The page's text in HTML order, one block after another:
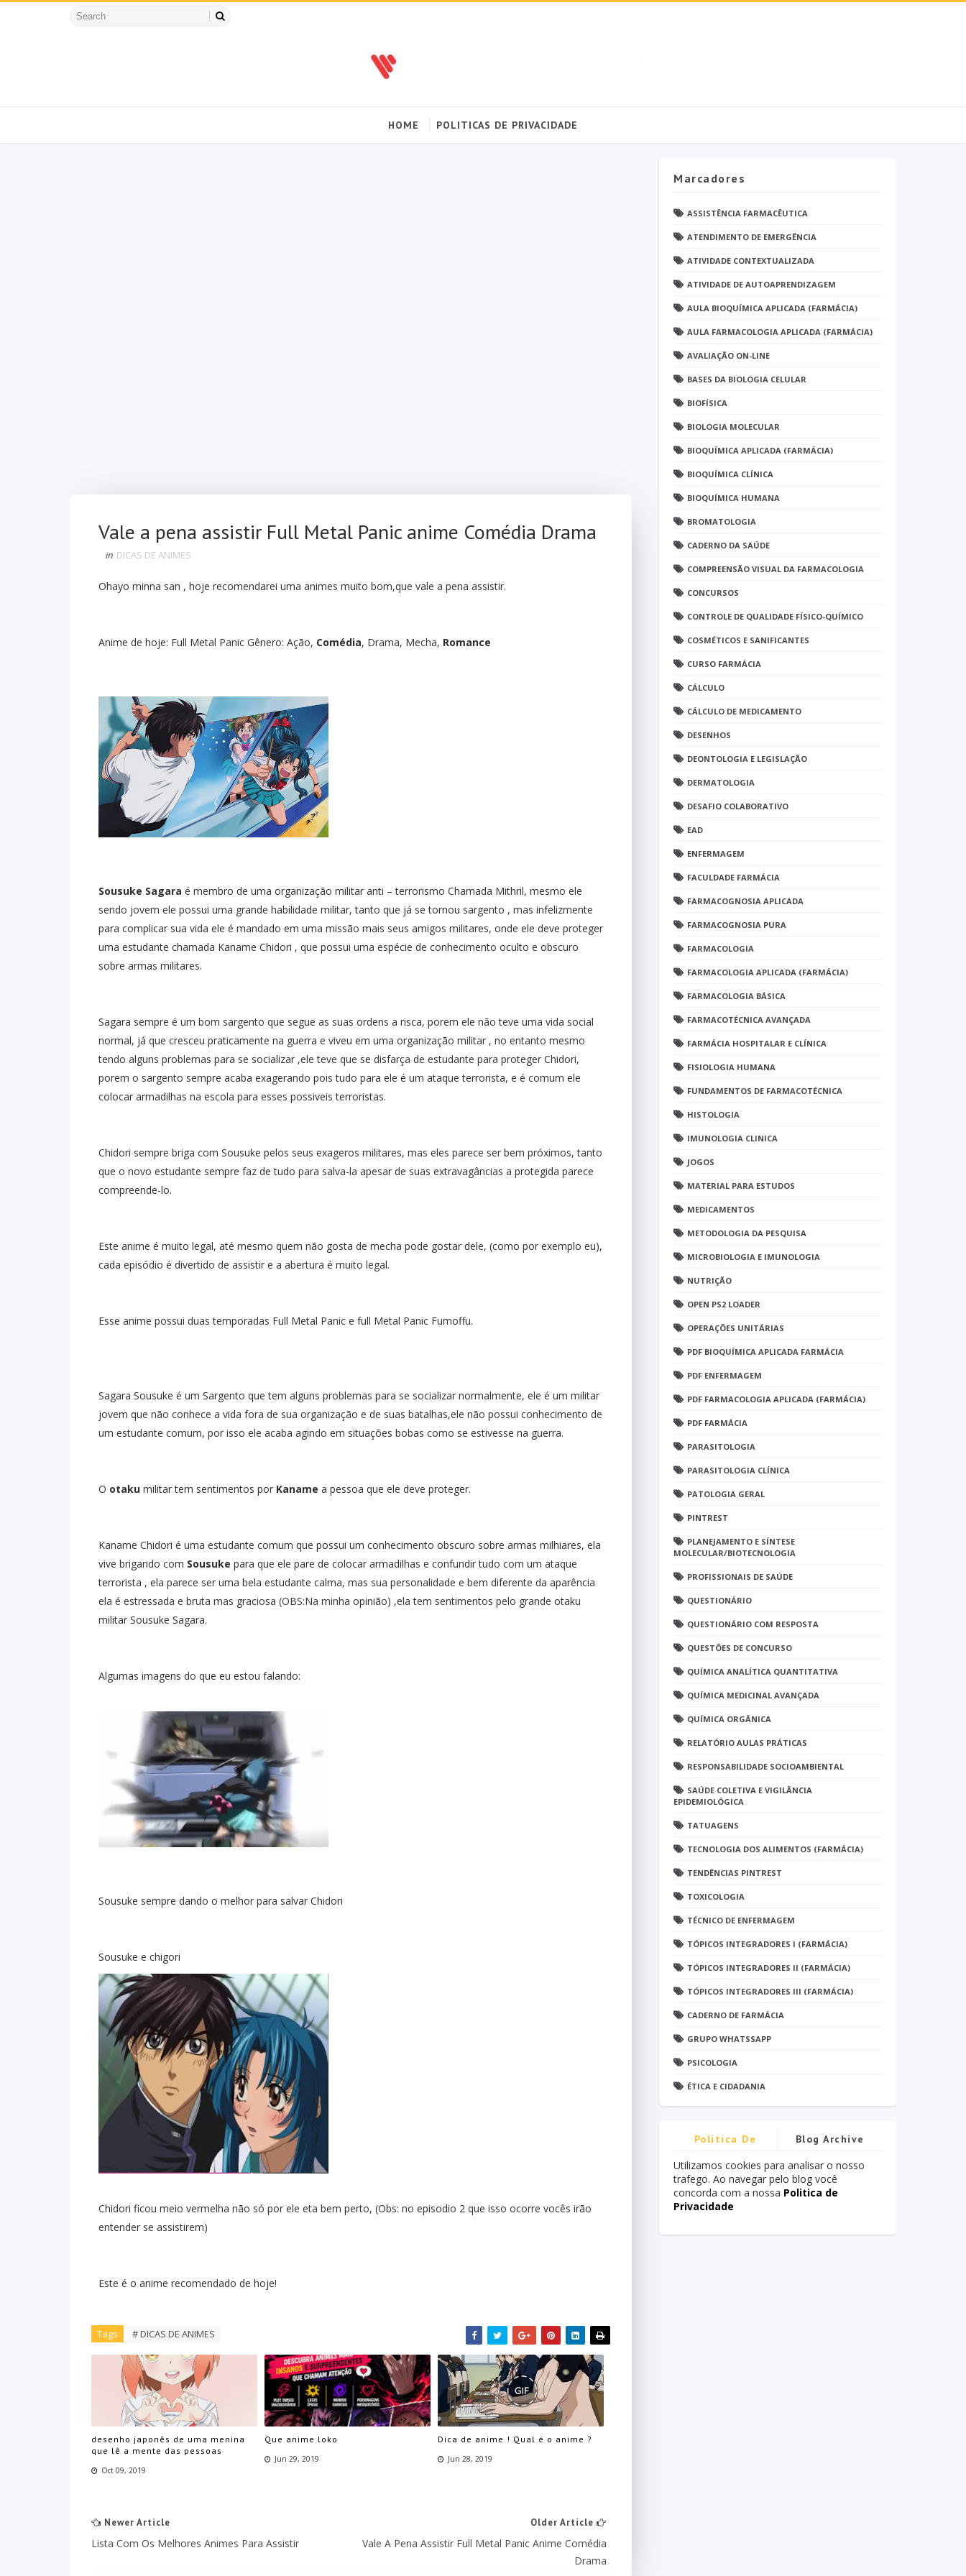
HOME POLITICAS DE PRIVACIDADE
Vale a pena assistir Full Metal Panic anime Comédia Drama
in DICAS DE ANIMES
Ohayo minna san , hoje recomendarei uma animes muito bom,que vale a pena assistir.
Anime de hoje: Full Metal Panic Gênero: Ação, Comédia, Drama, Mecha, Romance
Sousuke Sagara é membro de uma organização militar anti – terrorismo Chamada Mithril, mesmo ele
sendo jovem ele possui uma grande habilidade militar, tanto que já se tornou sargento , mas infelizmente
para complicar sua vida ele é mandado em uma missão mais seus amigos militares, onde ele deve proteger
uma estudante chamada Kaname Chidori , que possui uma espécie de conhecimento oculto e obscuro
sobre armas militares.
Sagara sempre é um bom sargento que segue as suas ordens a risca, porem ele não teve uma vida social
normal, já que cresceu praticamente na guerra e viveu em uma organização militar , no entanto mesmo
tendo alguns problemas para se socializar ,ele teve que se disfarça de estudante para proteger Chidori,
porem o sargento sempre acaba exagerando pois tudo para ele é um ataque terrorista, e é comum ele
colocar armadilhas na escola para esses possiveis terroristas.
Chidori sempre briga com Sousuke pelos seus exageros militares, mas eles parece ser bem próximos, tanto
que o novo estudante sempre faz de tudo para salva-la apesar de suas extravagâncias a protegida parece
compreende-lo.
Este anime é muito legal, até mesmo quem não gosta de mecha pode gostar dele, (como por exemplo eu),
cada episódio é divertido de assistir e a abertura é muito legal.
Esse anime possui duas temporadas Full Metal Panic e full Metal Panic Fumoffu.
Sagara Sousuke é um Sargento que tem alguns problemas para se socializar normalmente, ele é um militar
jovem que não conhece a vida fora de sua organização e de suas batalhas,ele não possui conhecimento de
um estudante comum, por isso ele acaba agindo em situações bobas como se estivesse na guerra.
O otaku militar tem sentimentos por Kaname a pessoa que ele deve proteger.
Kaname Chidori é uma estudante comum que possui um conhecimento obscuro sobre armas milhiares, ela
vive brigando com Sousuke para que ele pare de colocar armadilhas e confundir tudo com um ataque
terrorista , ela parece ser uma bela estudante calma, mas sua personalidade e bem diferente da aparência
ela é estressada e bruta mas graciosa (OBS:Na minha opinião) ,ela tem sentimentos pelo grande otaku
militar Sousuke Sagara.
Algumas imagens do que eu estou falando:
Sousuke sempre dando o melhor para salvar Chidori
Sousuke e chigori
Chidori ficou meio vermelha não só por ele eta bem perto, (Obs: no episodio 2 que isso ocorre vocês irão
entender se assistirem)
Este é o anime recomendado de hoje!
Tags # DICAS DE ANIMES
desenho japonês de uma menina
que lê a mente das pessoas
Oct 09, 2019
Que anime loko
Jun 29, 2019
Dica de anime ! Qual é o anime ?
Jun 28, 2019
Newer Article
Lista Com Os Melhores Animes Para Assistir
Older Article
Vale A Pena Assistir Full Metal Panic Anime Comédia
Drama
Marcadores
ASSISTÊNCIA FARMACÊUTICA
ATENDIMENTO DE EMERGÊNCIA
ATIVIDADE CONTEXTUALIZADA
ATIVIDADE DE AUTOAPRENDIZAGEM
AULA BIOQUÍMICA APLICADA (FARMÁCIA)
AULA FARMACOLOGIA APLICADA (FARMÁCIA)
AVALIAÇÃO ON-LINE
BASES DA BIOLOGIA CELULAR
BIOFÍSICA
BIOLOGIA MOLECULAR
BIOQUÍMICA APLICADA (FARMÁCIA)
BIOQUÍMICA CLÍNICA
BIOQUÍMICA HUMANA
BROMATOLOGIA
CADERNO DA SAÚDE
COMPREENSÃO VISUAL DA FARMACOLOGIA
CONCURSOS
CONTROLE DE QUALIDADE FÍSICO-QUÍMICO
COSMÉTICOS E SANIFICANTES
CURSO FARMÁCIA
CÁLCULO
CÁLCULO DE MEDICAMENTO
DESENHOS
DEONTOLOGIA E LEGISLAÇÃO
DERMATOLOGIA
DESAFIO COLABORATIVO
EAD
ENFERMAGEM
FACULDADE FARMÁCIA
FARMACOGNOSIA APLICADA
FARMACOGNOSIA PURA
FARMACOLOGIA
FARMACOLOGIA APLICADA (FARMÁCIA)
FARMACOLOGIA BÁSICA
FARMACOTÉCNICA AVANÇADA
FARMÁCIA HOSPITALAR E CLÍNICA
FISIOLOGIA HUMANA
FUNDAMENTOS DE FARMACOTÉCNICA
HISTOLOGIA
IMUNOLOGIA CLINICA
JOGOS
MATERIAL PARA ESTUDOS
MEDICAMENTOS
METODOLOGIA DA PESQUISA
MICROBIOLOGIA E IMUNOLOGIA
NUTRIÇÃO
OPEN PS2 LOADER
OPERAÇÕES UNITÁRIAS
PDF BIOQUÍMICA APLICADA FARMÁCIA
PDF ENFERMAGEM
PDF FARMACOLOGIA APLICADA (FARMÁCIA)
PDF FARMÁCIA
PARASITOLOGIA
PARASITOLOGIA CLÍNICA
PATOLOGIA GERAL
PINTREST
PLANEJAMENTO E SÍNTESE
MOLECULAR/BIOTECNOLOGIA
PROFISSIONAIS DE SAÚDE
QUESTIONÁRIO
QUESTIONÁRIO COM RESPOSTA
QUESTÕES DE CONCURSO
QUÍMICA ANALÍTICA QUANTITATIVA
QUÍMICA MEDICINAL AVANÇADA
QUÍMICA ORGÂNICA
RELATÓRIO AULAS PRÁTICAS
RESPONSABILIDADE SOCIOAMBIENTAL
SAÚDE COLETIVA E VIGILÂNCIA
EPIDEMIOLÓGICA
TATUAGENS
TECNOLOGIA DOS ALIMENTOS (FARMÁCIA)
TENDÊNCIAS PINTREST
TOXICOLOGIA
TÉCNICO DE ENFERMAGEM
TÓPICOS INTEGRADORES I (FARMÁCIA)
TÓPICOS INTEGRADORES II (FARMÁCIA)
TÓPICOS INTEGRADORES III (FARMÁCIA)
CADERNO DE FARMÁCIA
GRUPO WHATSSAPP
PSICOLOGIA
ÉTICA E CIDADANIA
Politica De
Privacidade
Blog Archive
Utilizamos cookies para analisar o nosso
trafego. Ao navegar pelo blog você
concorda com a nossa Politica de
Privacidade